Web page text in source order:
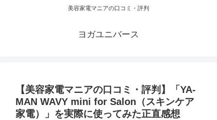
美容家電マニアの口コミ・評判
ヨガユニバース
【美容家電マニアの口コミ・評判】「YA-
MAN WAVY mini for Salon（スキンケア
家電）」を実際に使ってみた正直感想